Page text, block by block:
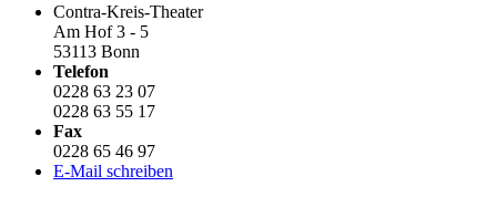
Contra-Kreis-Theater
Am Hof 3 - 5
53113 Bonn
Telefon
0228 63 23 07
0228 63 55 17
Fax
0228 65 46 97
E-Mail schreiben